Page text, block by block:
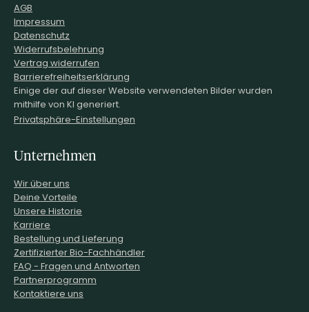
AGB
Impressum
Datenschutz
Widerrufsbelehrung
Vertrag widerrufen
Barrierefreiheitserklärung
Einige der auf dieser Website verwendeten Bilder wurden
mithilfe von KI generiert.
Privatsphäre-Einstellungen
Unternehmen
Wir über uns
Deine Vorteile
Unsere Historie
Karriere
Bestellung und Lieferung
Zertifizierter Bio-Fachhändler
FAQ - Fragen und Antworten
Partnerprogramm
Kontaktiere uns